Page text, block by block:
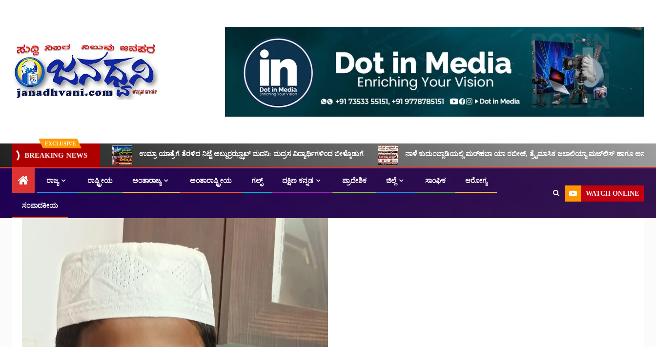
EXCLUSIVE
BREAKING NEWS ಉಮ್ರಾ ಯಾತ್ರೆಗೆ ತೆರಳಿದ ನಿಟ್ಟೆ ಅಬ್ದುರ್ರಝ್ಝಾಖ್ ಮದನಿ: ಮದ್ರಸ ವಿದ್ಯಾರ್ಥಿಗಳಿಂದ ಬೀಳ್ಕೊಡುಗೆ ನಾಳೆ ಕುದುಂಬ್ಲಾಡಿಯಲ್ಲಿ ಮರ್‌‌ಹಬಾ ಯಾ ರಬೀಅ್, ತ್ರೈಮಾಸಿಕ ಜಲಾಲಿಯ್ಯಾ ಮಜ್‌‌ಲಿಸ್‌‌ ಹಾಗೂ
ರಾಜ್ಯ ರಾಷ್ಟ್ರೀಯ ಅಂತಾರಾಜ್ಯ ಅಂತಾರಾಷ್ಟ್ರೀಯ ಗಲ್ಫ್ ದಕ್ಷಿಣ ಕನ್ನಡ ಪ್ರಾದೇಶಿಕ ಜಿಲ್ಲೆ ಸಾಂಘಿಕ ಆರೋಗ್ಯ
ಸಂಪಾದಕೀಯ
WATCH ONLINE